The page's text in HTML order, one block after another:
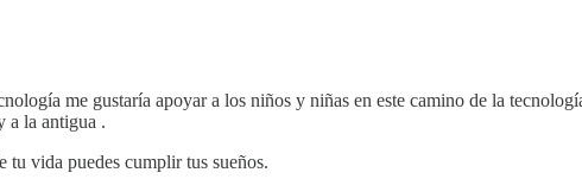
me gustaría apoyar a los niños y niñas en este camino de la
a la antigua .
vida puedes cumplir tus sueños.